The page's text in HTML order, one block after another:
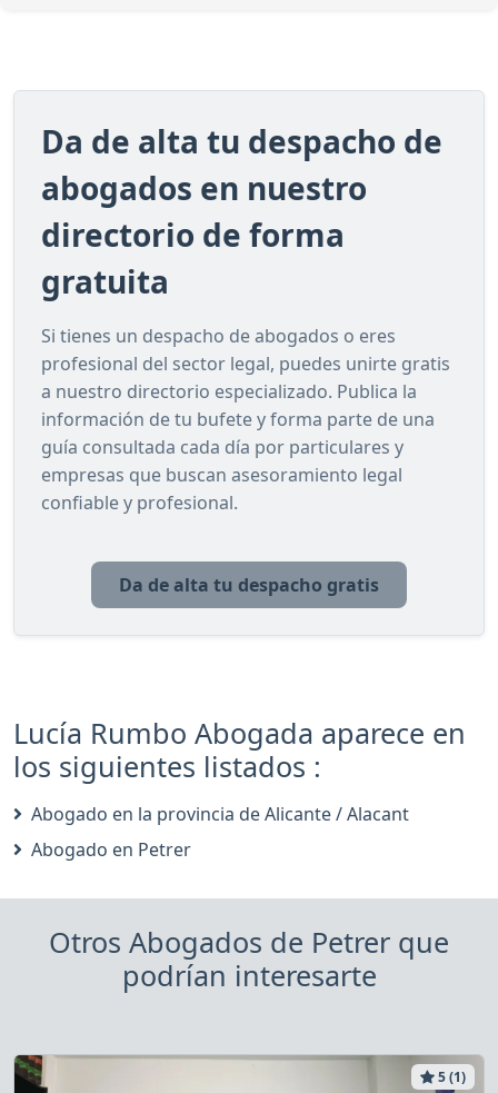
Da de alta tu despacho de
abogados en nuestro
directorio de forma
gratuita
Si tienes un despacho de abogados o eres
profesional del sector legal, puedes unirte gratis
a nuestro directorio especializado. Publica la
información de tu bufete y forma parte de una
guía consultada cada día por particulares y
empresas que buscan asesoramiento legal
confiable y profesional.
Da de alta tu despacho gratis
Lucía Rumbo Abogada aparece en
los siguientes listados :
Abogado en la provincia de Alicante / Alacant
Abogado en Petrer
Otros Abogados de Petrer que
podrían interesarte
5 (1)